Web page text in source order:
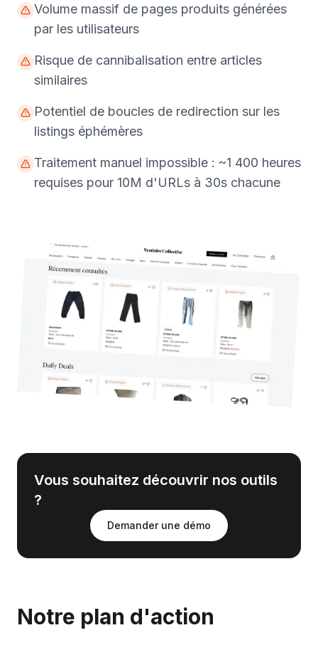
Volume massif de pages produits générées
par les utilisateurs
Risque de cannibalisation entre articles
similaires
Potentiel de boucles de redirection sur les
listings éphémères
Traitement manuel impossible : ~1 400 heures
requises pour 10M d'URLs à 30s chacune
Vous souhaitez découvrir nos outils
?
Demander une démo
Notre plan d'action